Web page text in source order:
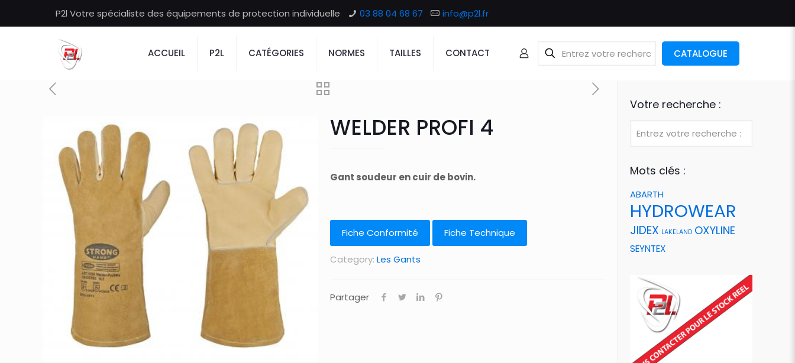
P2l Votre spécialiste des équipements de protection individuelle 03 88 04 68 67 info@p2l.fr
ACCUEIL P2L CATÉGORIES NORMES TAILLES CONTACT CATALOGUE
WELDER PROFI 4
Gant soudeur en cuir de bovin.
Fiche Conformité Fiche Technique
Category: Les Gants
Partager
Votre recherche :
Mots clés :
ABARTH
HYDROWEAR
JIDEX LAKELAND OXYLINE
SEYNTEX